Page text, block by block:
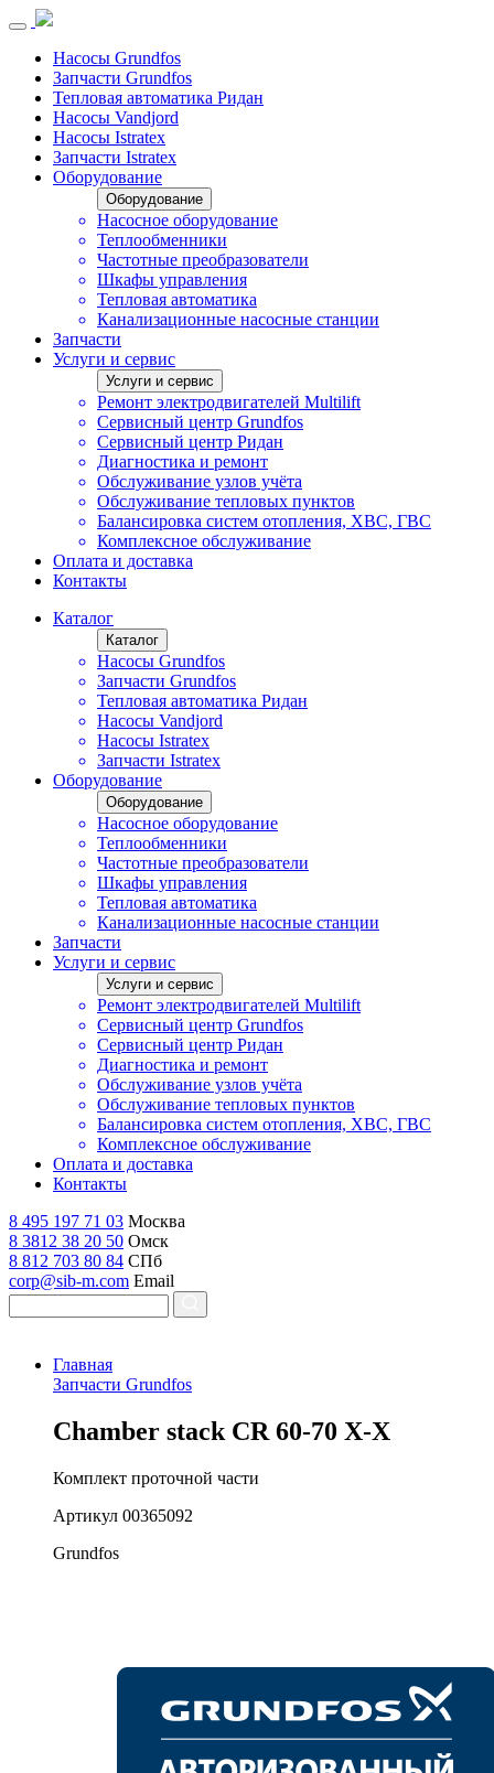
Насосы Grundfos
Запчасти Grundfos
Тепловая автоматика Ридан
Насосы Vandjord
Насосы Istratex
Запчасти Istratex
Оборудование
Оборудование
Насосное оборудование
Теплообменники
Частотные преобразователи
Шкафы управления
Тепловая автоматика
Канализационные насосные станции
Запчасти
Услуги и сервис
Услуги и сервис
Ремонт электродвигателей Multilift
Сервисный центр Grundfos
Сервисный центр Ридан
Диагностика и ремонт
Обслуживание узлов учёта
Обслуживание тепловых пунктов
Балансировка систем отопления, ХВС, ГВС
Комплексное обслуживание
Оплата и доставка
Контакты
Каталог
Каталог
Насосы Grundfos
Запчасти Grundfos
Тепловая автоматика Ридан
Насосы Vandjord
Насосы Istratex
Запчасти Istratex
Оборудование
Оборудование
Насосное оборудование
Теплообменники
Частотные преобразователи
Шкафы управления
Тепловая автоматика
Канализационные насосные станции
Запчасти
Услуги и сервис
Услуги и сервис
Ремонт электродвигателей Multilift
Сервисный центр Grundfos
Сервисный центр Ридан
Диагностика и ремонт
Обслуживание узлов учёта
Обслуживание тепловых пунктов
Балансировка систем отопления, ХВС, ГВС
Комплексное обслуживание
Оплата и доставка
Контакты
8 495 197 71 03 Москва
8 3812 38 20 50 Омск
8 812 703 80 84 СПб
corp@sib-m.com Email
Главная
Запчасти Grundfos
Chamber stack CR 60-70 X-X
Комплект проточной части
Артикул 00365092
Grundfos